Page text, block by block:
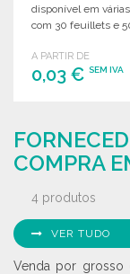
disponível em
com 30 feuillets e
A PARTIR DE
0,03 € SEM IVA
Solicitar um
COMPRA
4 produtos
VER TUDO
Venda por grosso